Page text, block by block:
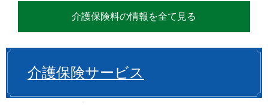
介護保険料の情報を全て見る
介護保険サービス